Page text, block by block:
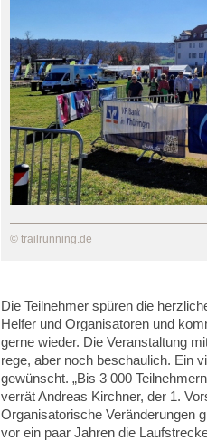
© trailrunning.de
Die Teilnehmer spüren die
Helfer und Organisatoren und
gerne wieder. Die Veranstaltung
rege, aber noch beschaulich. Ein
gewünscht. „Bis 3 000
verrät Andreas Kirchner, der 1.
Organisatorische Veränderungen
vor ein paar Jahren die